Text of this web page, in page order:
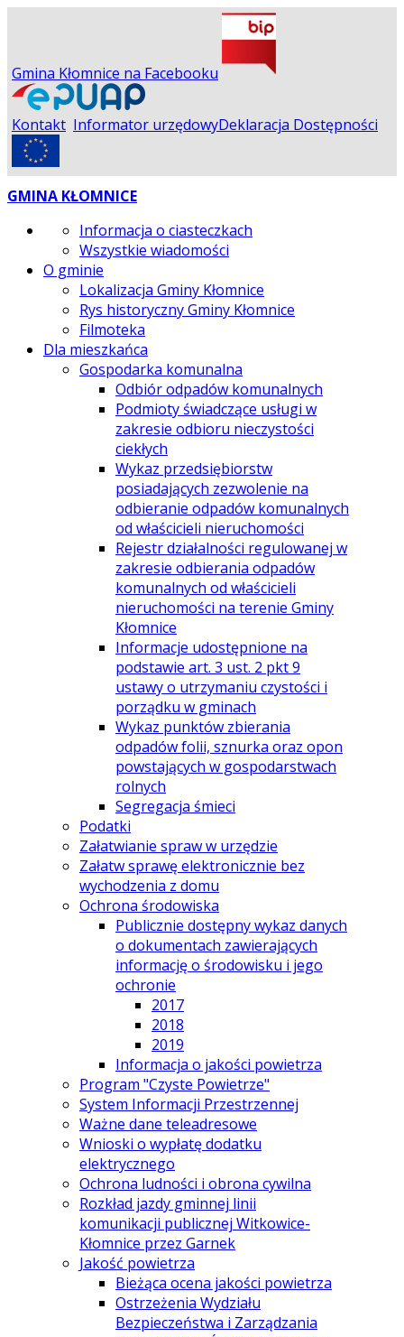
Gmina Kłomnice na Facebooku
Kontakt Informator urzędowyDeklaracja Dostępności
GMINA KŁOMNICE
Informacja o ciasteczkach
Wszystkie wiadomości
O gminie
Lokalizacja Gminy Kłomnice
Rys historyczny Gminy Kłomnice
Filmoteka
Dla mieszkańca
Gospodarka komunalna
Odbiór odpadów komunalnych
Podmioty świadczące usługi w
zakresie odbioru nieczystości
ciekłych
Wykaz przedsiębiorstw
posiadających zezwolenie na
odbieranie odpadów komunalnych
od właścicieli nieruchomości
Rejestr działalności regulowanej w
zakresie odbierania odpadów
komunalnych od właścicieli
nieruchomości na terenie Gminy
Kłomnice
Informacje udostępnione na
podstawie art. 3 ust. 2 pkt 9
ustawy o utrzymaniu czystości i
porządku w gminach
Wykaz punktów zbierania
odpadów folii, sznurka oraz opon
powstających w gospodarstwach
rolnych
Segregacja śmieci
Podatki
Załatwianie spraw w urzędzie
Załatw sprawę elektronicznie bez
wychodzenia z domu
Ochrona środowiska
Publicznie dostępny wykaz danych
o dokumentach zawierających
informację o środowisku i jego
ochronie
2017
2018
2019
Informacja o jakości powietrza
Program "Czyste Powietrze"
System Informacji Przestrzennej
Ważne dane teleadresowe
Wnioski o wypłatę dodatku
elektrycznego
Ochrona ludności i obrona cywilna
Rozkład jazdy gminnej linii
komunikacji publicznej Witkowice-
Kłomnice przez Garnek
Jakość powietrza
Bieżąca ocena jakości powietrza
Ostrzeżenia Wydziału
Bezpieczeństwa i Zarządzania